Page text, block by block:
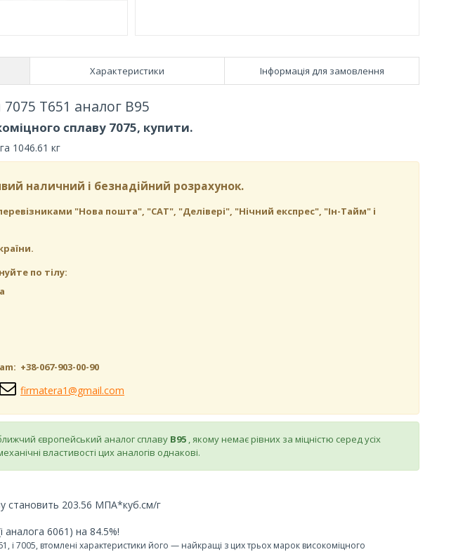
Характеристики Інформація для замовлення
Т651 аналог В95
сплаву 7075, купити.
1046.61 кг
наличний і безнадійний розрахунок.
"Нова пошта", "САТ", "Делівері", "Нічний експрес", "Ін-Тайм" і
по тілу:
+38-067-903-00-90
firmatera1@gmail.com
європейський аналог сплаву В95 , якому немає рівних за міцністю серед усіх
властивості цих аналогів однакові.
становить 203.56 МПА*куб.см/г
аналога 6061) на 84.5%!
і 7005, втомлені характеристики його — найкращі з цих трьох марок високоміцного